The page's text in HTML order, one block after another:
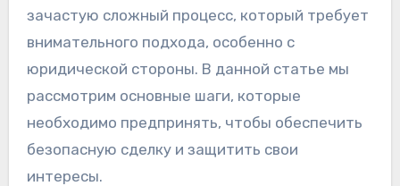
зачастую сложный процесс, который требует
внимательного подхода, особенно с
юридической стороны. В данной статье мы
рассмотрим основные шаги, которые
необходимо предпринять, чтобы обеспечить
безопасную сделку и защитить свои
интересы.